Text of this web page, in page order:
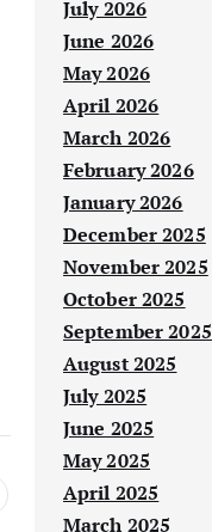
July 2026
June 2026
May 2026
April 2026
March 2026
February 2026
January 2026
December 2025
November 2025
October 2025
September 2025
August 2025
July 2025
June 2025
May 2025
April 2025
March 2025